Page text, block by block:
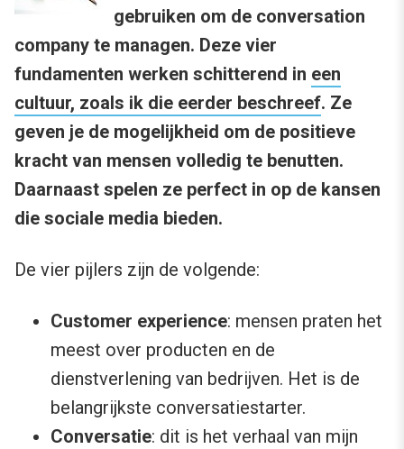
gebruiken om de conversation
company te managen. Deze vier
fundamenten werken schitterend in een
cultuur, zoals ik die eerder beschreef. Ze
geven je de mogelijkheid om de positieve
kracht van mensen volledig te benutten.
Daarnaast spelen ze perfect in op de kansen
die sociale media bieden.
De vier pijlers zijn de volgende:
Customer experience: mensen praten het
meest over producten en de
dienstverlening van bedrijven. Het is de
belangrijkste conversatiestarter.
Conversatie: dit is het verhaal van mijn